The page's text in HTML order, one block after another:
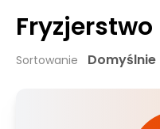
Fryzjerstwo
Sortowanie Domyślnie